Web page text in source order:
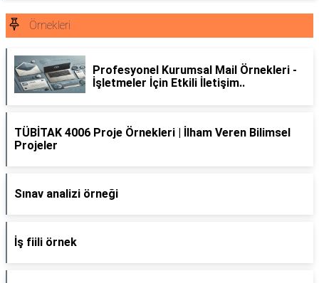
Örnekleri
Profesyonel Kurumsal Mail Örnekleri -
İşletmeler İçin Etkili İletişim..
TÜBİTAK 4006 Proje Örnekleri | İlham Veren Bilimsel
Projeler
Sınav analizi örneği
İş fiili örnek